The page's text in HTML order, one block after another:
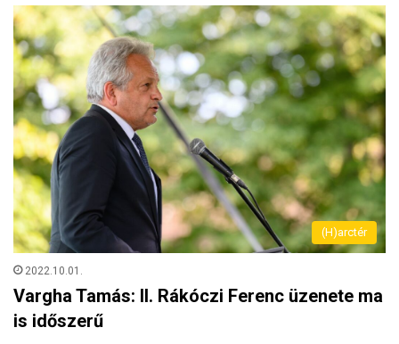
(H)arctér
2022.10.01.
Vargha Tamás: II. Rákóczi Ferenc üzenete ma
is időszerű